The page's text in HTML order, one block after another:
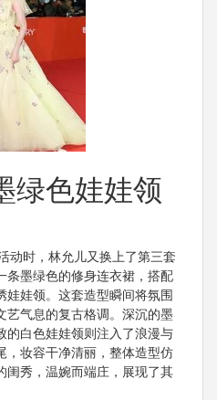
绿色娃娃领
动时，林允儿又换上了第三套
条墨绿色的修身连衣裙，搭配
娃娃领。这套造型瞬间将氛围
艺气息的复古格调。深沉的墨
的白色娃娃领则注入了浪漫与
，妆容干净清丽，整体造型仿
闺秀，温婉而端庄，展现了其